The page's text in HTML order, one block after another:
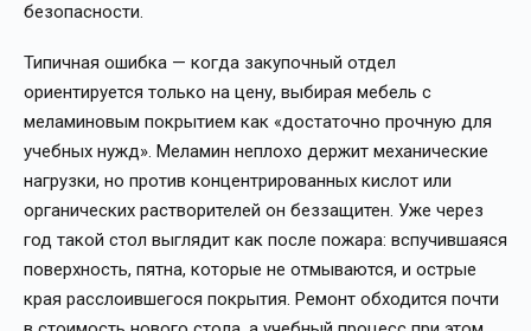
безопасности.
Типичная ошибка — когда закупочный отдел
ориентируется только на цену, выбирая мебель с
меламиновым покрытием как «достаточно прочную для
учебных нужд». Меламин неплохо держит механические
нагрузки, но против концентрированных кислот или
органических растворителей он беззащитен. Уже через
год такой стол выглядит как после пожара: вспучившаяся
поверхность, пятна, которые не отмываются, и острые
края расслоившегося покрытия. Ремонт обходится почти